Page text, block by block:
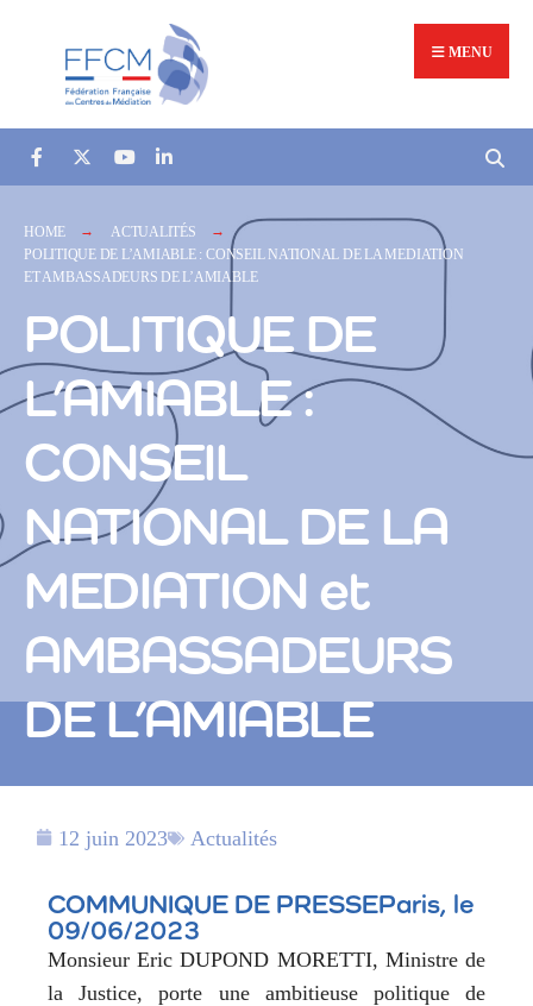
MENU
HOME
ACTUALITÉS
POLITIQUE DE L’AMIABLE : CONSEIL NATIONAL DE LA MEDIATION
ET AMBASSADEURS DE L’AMIABLE
POLITIQUE DE
L’AMIABLE :
CONSEIL
NATIONAL DE LA
MEDIATION et
AMBASSADEURS
DE L’AMIABLE
12 juin 2023 Actualités
COMMUNIQUE DE PRESSEParis, le
09/06/2023
Monsieur Eric DUPOND MORETTI, Ministre de
la Justice, porte une ambitieuse politique de